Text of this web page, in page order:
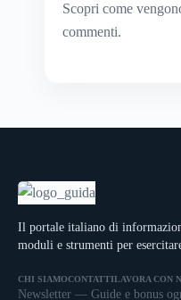
Scopri come
commenti.
Il portale italiano di
moduli e strumenti per
CHI SIAMOCONTATTI LAVORA CON
Newsletter — Guide e bonus